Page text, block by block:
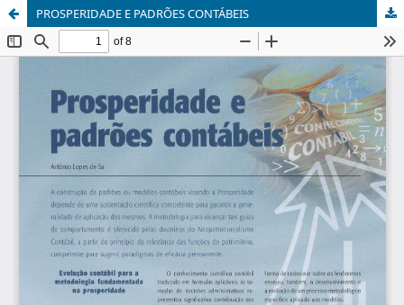
PROSPERIDADE E PADRÕES CONTÁBEIS